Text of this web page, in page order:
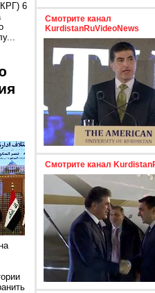
6
Смотрите канал
KurdistanRuVideoNews
Смотрите канал